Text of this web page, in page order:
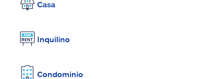
Casa
Inquilino
Condominio